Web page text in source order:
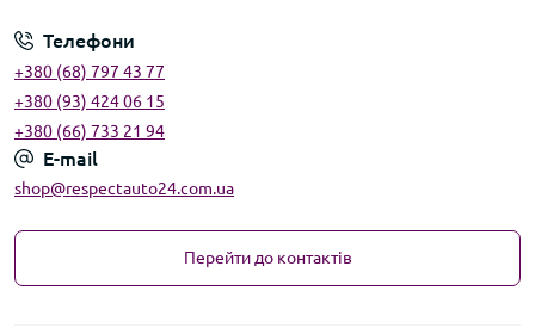
Телефони
+380 (68) 797 43 77
+380 (93) 424 06 15
+380 (66) 733 21 94
E-mail
shop@respectauto24.com.ua
Перейти до контактів